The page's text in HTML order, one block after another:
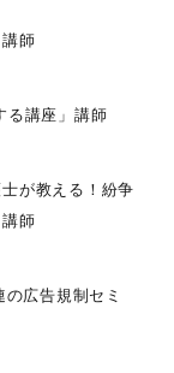
師
る講座」講師
が教える！紛争
師
広告規制セミ